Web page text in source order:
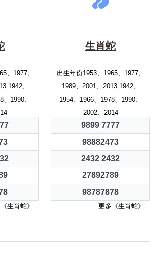
、1977、
1942、
1990、
生肖蛇》..
生肖蛇
出生年份1953、1965、1977、
1989、2001、2013 1942、
1954、1966、1978、1990、
2002、2014
9899 7777
98882473
2432 2432
27892789
98787878
更多《生肖蛇》..